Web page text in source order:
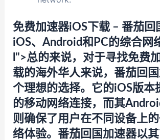
免费加速器iOS下载 – 番茄回
iOS、Android和PC的综合网
l">总的来说，对于寻找免费
载的海外华人来说，番茄回
个理想的选择。它的iOS版本
的移动网络连接，而其
则确保了用户在不同设备上
络体验。番茄回国加速器以